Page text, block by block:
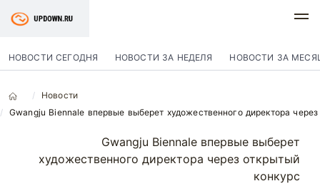
НОВОСТИ СЕГОДНЯ НОВОСТИ ЗА НЕДЕЛЯ НОВОСТИ ЗА
Новости
Gwangju Biennale впервые выберет художественного директора
Gwangju Biennale впервые выберет
художественного директора через открытый
конкурс